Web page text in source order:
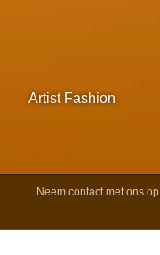
Artist Fashion
Neem contact met ons op